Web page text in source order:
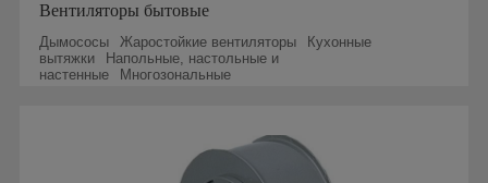
Вентиляторы бытовые
Дымососы Жаростойкие вентиляторы
Кухонные
вытяжки
Напольные, настольные и
настенные
Многозональные